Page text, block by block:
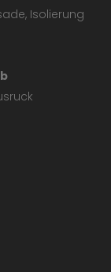
Isolierung